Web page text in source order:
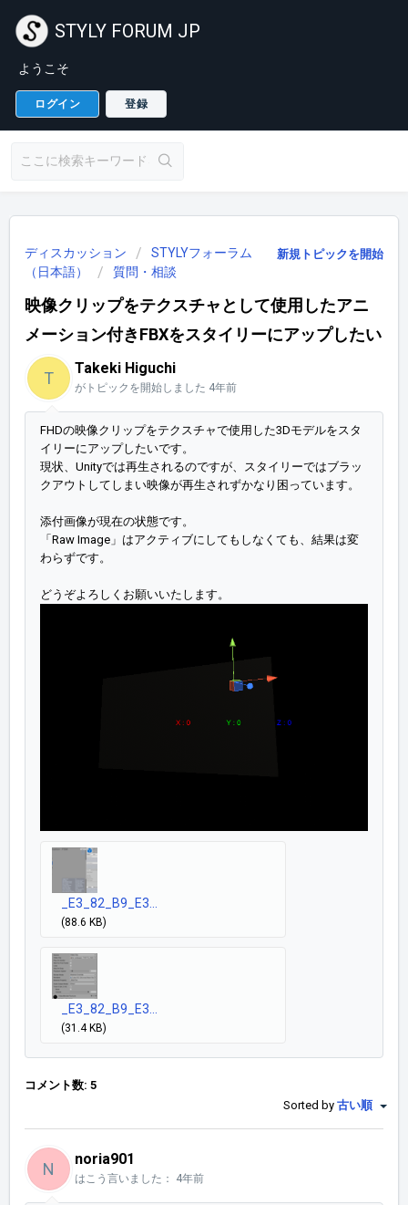
STYLY FORUM JP
ようこそ
ログイン 登録
新規トピックを開始
ディスカッション
STYLYフォーラム
（日本語）
質問・相談
映像クリップをテクスチャとして使用したアニ
メーション付きFBXをスタイリーにアップしたい
T
Takeki Higuchi
がトピックを開始しました 4年前
FHDの映像クリップをテクスチャで使用した3Dモデルをスタ
イリーにアップしたいです。
現状、Unityでは再生されるのですが、スタイリーではブラッ
クアウトしてしまい映像が再生されずかなり困っています。
添付画像が現在の状態です。
「Raw Image」はアクティブにしてもしなくても、結果は変
わらずです。
どうぞよろしくお願いいたします。
_E3_82_B9_E3...
(88.6 KB)
_E3_82_B9_E3...
(31.4 KB)
コメント数: 5
Sorted by 古い順
N
noria901
はこう言いました： 4年前